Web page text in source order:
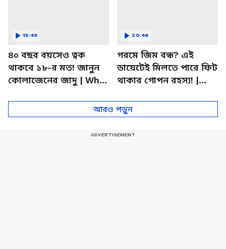
৪০ বছর বয়সেও ত্বক
থাকবে ১৮-র মত! জানুন
কোলাজেনের জাদু | What
15:49
গরমে জিম বন্ধ? এই
ডায়েটেই মিলতে পারে ফিট
থাকার গোপন রহস্য! |
Bengali | Foods
20:46
আরও পড়ুন